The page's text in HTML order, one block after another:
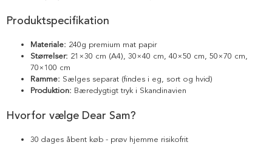
Produktspecifikation
Materiale: 240g premium mat papir
Størrelser: 21×30 cm (A4), 30×40 cm, 40×50 cm, 50×70 cm,
70×100 cm
Ramme: Sælges separat (findes i eg, sort og hvid)
Produktion: Bæredygtigt tryk i Skandinavien
Hvorfor vælge Dear Sam?
30 dages åbent køb - prøv hjemme risikofrit